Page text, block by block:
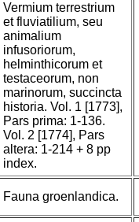
Vermium terrestrium
et fluviatilium, seu
animalium
infusoriorum,
helminthicorum et
testaceorum, non
marinorum, succincta
historia. Vol. 1 [1773],
Pars prima: 1-136.
Vol. 2 [1774], Pars
altera: 1-214 + 8 pp
index.
Fauna groenlandica.